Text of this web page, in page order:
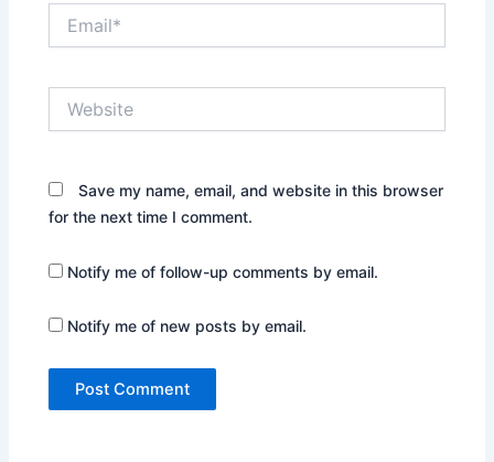
Save my name, email, and website in this browser
for the next time I comment.
Notify me of follow-up comments by email.
Notify me of new posts by email.